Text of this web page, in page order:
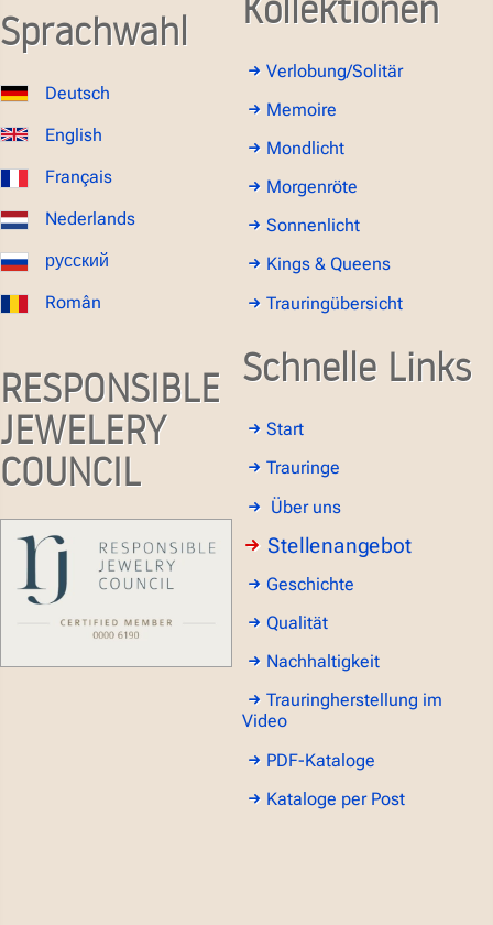
Sprachwahl
Deutsch
English
Français
Nederlands
русский
Român
RESPONSIBLE
JEWELERY
COUNCIL
Verlobung/Solitär
Memoire
Mondlicht
Morgenröte
Sonnenlicht
Kings & Queens
Trauringübersicht
Schnelle Links
Start
Trauringe
Über uns
Stellenangebot
Geschichte
Qualität
Nachhaltigkeit
Trauringherstellung im
Video
PDF-Kataloge
Kataloge per Post